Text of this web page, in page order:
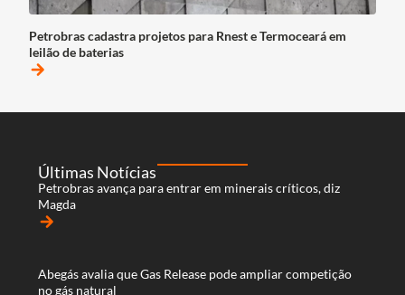
Petrobras cadastra projetos para Rnest e Termoceará em
leilão de baterias
arrow_forward
Últimas Notícias
Petrobras avança para entrar em minerais críticos, diz
Magda
arrow_forward
Abegás avalia que Gas Release pode ampliar competição
no gás natural